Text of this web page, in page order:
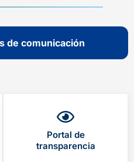
de comunicación
Portal de
transparencia